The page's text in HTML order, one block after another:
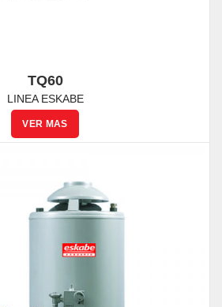
TQ60
LINEA ESKABE